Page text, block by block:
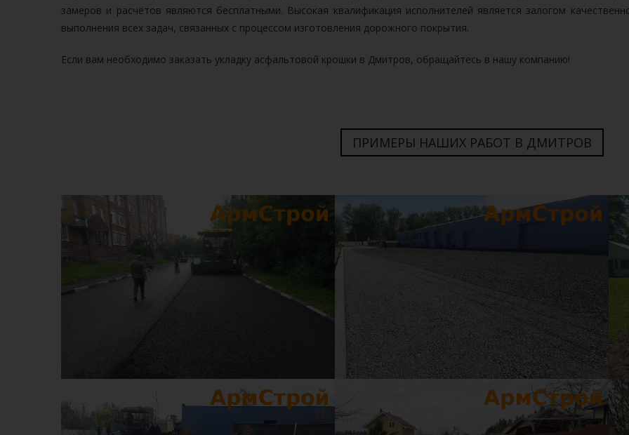
замеров и расчётов являются бесплатными. Высокая квалификация исполнителей является залогом
выполнения всех задач, связанных с процессом изготовления дорожного покрытия.
Если вам необходимо заказать укладку асфальтовой крошки в Дмитров, обращайтесь в нашу компанию!
ПРИМЕРЫ НАШИХ РАБОТ В ДМИТРОВ